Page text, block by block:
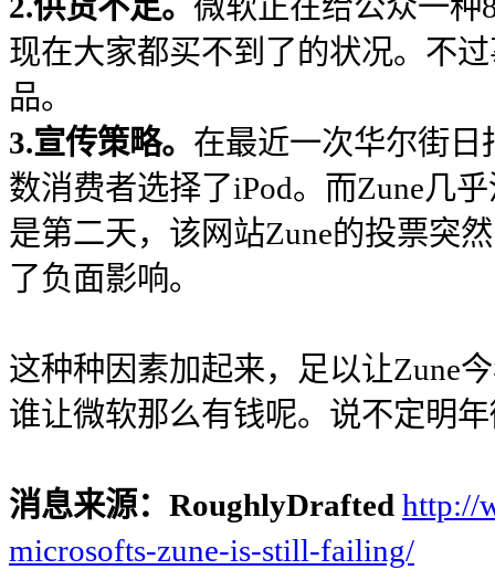
2.供货不足。 微软正在给公众一种
现在大家都买不到了的状况。不
品。
3.宣传策略。 在最近一次华尔街
数消费者选择了iPod。而Zune几
是第二天，该网站Zune的投票突
了负面影响。
这种种因素加起来，足以让Zune
谁让微软那么有钱呢。说不定明
消息来源：RoughlyDrafted http://
microsofts-zune-is-still-failing/